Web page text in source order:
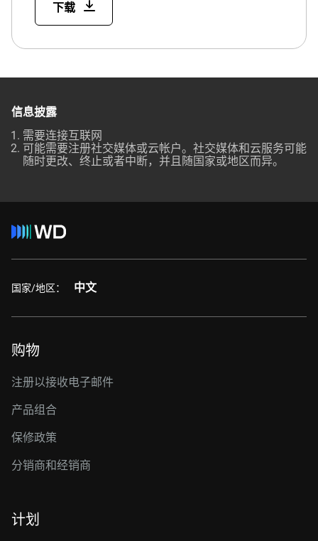
下载
信息披露
需要连接互联网
可能需要注册社交媒体或云帐户。社交媒体和云服务可能
随时更改、终止或者中断，并且随国家或地区而异。
国家/地区： 中文
购物
注册以接收电子邮件
产品组合
保修政策
分销商和经销商
计划